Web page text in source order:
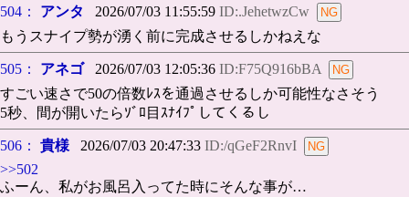
504： アンタ 2026/07/03 11:55:59 ID:.JehetwzCw
もうスナイプ勢が湧く前に完成させるしかねえな
505： アネゴ2026/07/03 12:05:36 ID:F75Q916bBA
すごい速さで50の倍数ﾚｽを通過させるしか可能性なさそう
5秒、間が開いたらｿﾞﾛ目ｽﾅｲﾌﾟしてくるし
506： 貴様 2026/07/03 20:47:33 ID:/qGeF2RnvI
>>502
ふーん、私がお風呂入ってた時にそんな事が…